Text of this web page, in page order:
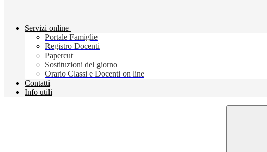
Servizi online
Portale Famiglie
Registro Docenti
Papercut
Sostituzioni del giorno
Orario Classi e Docenti on line
Contatti
Info utili